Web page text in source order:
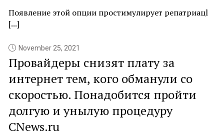
Появление этой опции простимулирует репатриацl
[...]
November 25, 2021
Провайдеры снизят плату за
интернет тем, кого обманули со
скоростью. Понадобится пройти
долгую и унылую процедуру
CNews.ru